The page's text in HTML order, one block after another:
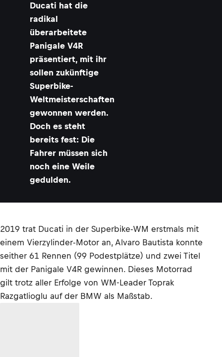
Ducati hat die
radikal
überarbeitete
Panigale V4R
präsentiert, mit ihr
sollen zukünftige
Superbike-
Weltmeisterschaften
gewonnen werden.
Doch es steht
bereits fest: Die
Fahrer müssen sich
noch eine Weile
gedulden.
2019 trat Ducati in der Superbike-WM erstmals mit
einem Vierzylinder-Motor an, Alvaro Bautista konnte
seither 61 Rennen (99 Podestplätze) und zwei Titel
mit der Panigale V4R gewinnen. Dieses Motorrad
gilt trotz aller Erfolge von WM-Leader Toprak
Razgatlioglu auf der BMW als Maßstab.